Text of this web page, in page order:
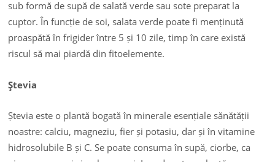
sub formă de supă de salată verde sau sote preparat la
cuptor. În funcție de soi, salata verde poate fi menținută
proaspătă în frigider între 5 și 10 zile, timp în care există
riscul să mai piardă din fitoelemente.
Ştevia
Ștevia este o plantă bogată în minerale esențiale sănătății
noastre: calciu, magneziu, fier și potasiu, dar și în vitamine
hidrosolubile B și C. Se poate consuma în supă, ciorbe, ca